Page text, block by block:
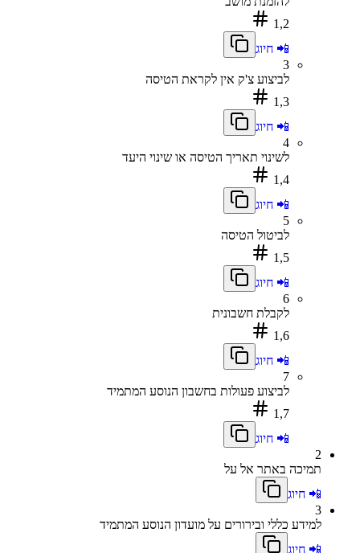
1,2
📲 חיוג
3
לביצוע צ'ק אין לקראת הטיסה
1,3
📲 חיוג
4
לשינוי תאריך הטיסה או שינוי היעד
1,4
📲 חיוג
5
לביטול הטיסה
1,5
📲 חיוג
6
לקבלת חשבונית
1,6
📲 חיוג
7
לביצוע פעולות בחשבון הנוסע המתמיד
1,7
📲 חיוג
2
תמיכה באתר אל על
📲 חיוג
3
למידע כללי ובירורים על מועדון הנוסע המתמיד
📲 חיוג